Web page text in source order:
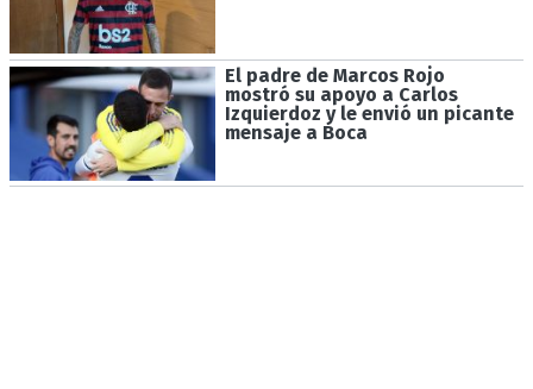
El padre de Marcos Rojo
mostró su apoyo a Carlos
Izquierdoz y le envió un picante
mensaje a Boca